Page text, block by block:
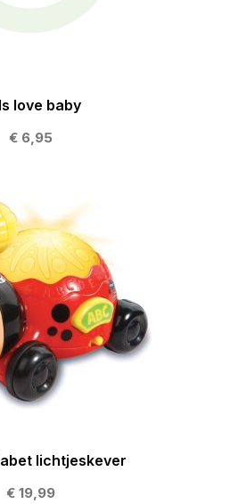
love baby
€ 6,95
lichtjeskever
€ 19,99